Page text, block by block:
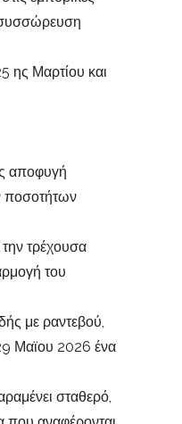
ης Μαρτίου και
αποφυγή
ποσοτήτων
την τρέχουσα
του
με ραντεβού,
Μαϊου 2026 ένα
σταθερό,